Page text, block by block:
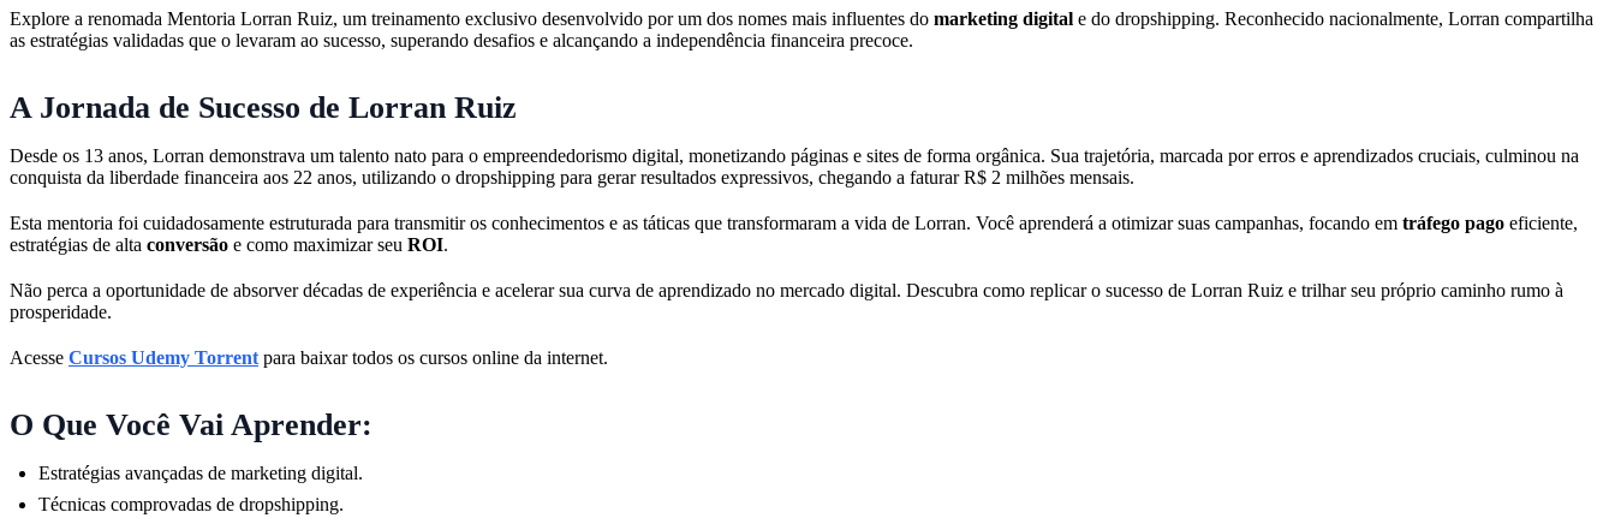
Explore a renomada Mentoria Lorran Ruiz, um treinamento exclusivo desenvolvido por um dos nomes mais influentes do marketing digital e do dropshipping. Reconhecido nacionalmente, Lorran compartilha
as estratégias validadas que o levaram ao sucesso, superando desafios e alcançando a independência financeira precoce.
A Jornada de Sucesso de Lorran Ruiz
Desde os 13 anos, Lorran demonstrava um talento nato para o empreendedorismo digital, monetizando páginas e sites de forma orgânica. Sua trajetória, marcada por erros e aprendizados cruciais, culminou na
conquista da liberdade financeira aos 22 anos, utilizando o dropshipping para gerar resultados expressivos, chegando a faturar R$ 2 milhões mensais.
Esta mentoria foi cuidadosamente estruturada para transmitir os conhecimentos e as táticas que transformaram a vida de Lorran. Você aprenderá a otimizar suas campanhas, focando em tráfego pago eficiente,
estratégias de alta conversão e como maximizar seu ROI.
Não perca a oportunidade de absorver décadas de experiência e acelerar sua curva de aprendizado no mercado digital. Descubra como replicar o sucesso de Lorran Ruiz e trilhar seu próprio caminho rumo à
prosperidade.
Acesse Cursos Udemy Torrent para baixar todos os cursos online da internet.
O Que Você Vai Aprender:
Estratégias avançadas de marketing digital.
Técnicas comprovadas de dropshipping.